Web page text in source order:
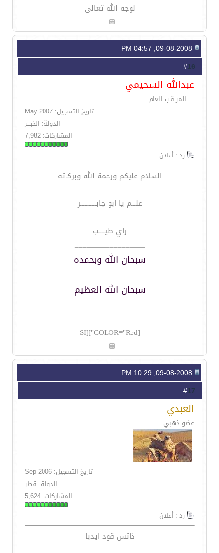
لوجه الله تعالى
16
عبدالله السحيمي
.:: المراقب العام ::.
تاريخ التسجيل: May 2007
الدولة: الخبـــر
المشاركات: 7,982
رد : أعلان
السلام عليكم ورحمة الله وبركاته
علـــم يا ابو جابـــــــــــر
راي طيــــب
__________________
سبحان الله وبحمده
سبحان الله العظيم
[COLOR="Red"][SI
17
العبدي
عضو ذهبي
تاريخ التسجيل: Sep 2006
الدولة: قطر
المشاركات: 5,624
رد : أعلان
ذاتس قود ايديا